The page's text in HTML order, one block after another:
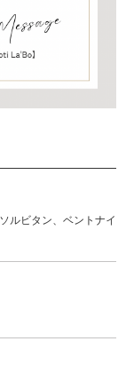
ルビタン、ベントナイ